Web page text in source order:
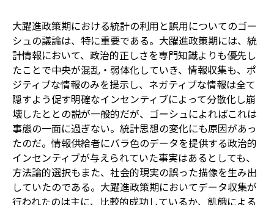
大躍進政策期における統計の利用と誤用についてのゴー
シュの議論は、特に重要である。大躍進政策期には、統
計情報において、政治的正しさを専門知識よりも優先し
たことで中央が混乱・弱体化していき、情報収集も、ポ
ジティブな情報のみを提示し、ネガティブな情報は全て
隠すよう促す明確なインセンティブによって分散化し崩
壊したととの説が一般的だが、ゴーシュによればこれは
事態の一面に過ぎない。統計思想の変化にも原因があっ
たのだ。情報供給者にバラ色のデータを提供する政治的
インセンティブが与えられていた事実はあるとしても、
方法論的選択もまた、社会的現実の誤った描像を生み出
していたのである。大躍進政策期においてデータ収集が
行われたのは主に、比較的成功しているか、飢餓による